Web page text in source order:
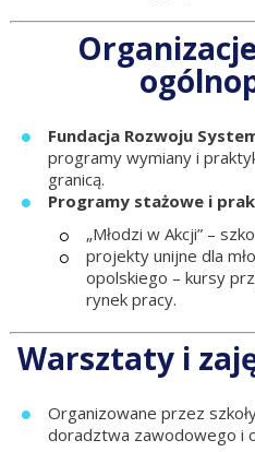
Fundacja Rozwoju
programy wymiany i
granicą.
Programy stażowe i
„Młodzi w Akcji” –
projekty unijne dla
opolskiego – kursy
rynek pracy.
Warsztaty i
Organizowane przez
doradztwa zawodowego i